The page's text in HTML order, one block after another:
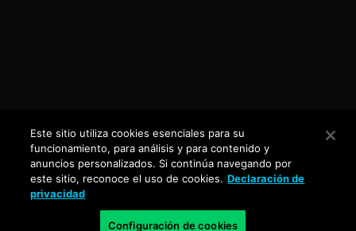
Este sitio utiliza cookies esenciales para su
funcionamiento, para análisis y para contenido y
anuncios personalizados. Si continúa navegando por
este sitio, reconoce el uso de cookies. Declaración de
privacidad
Configuración de cookies